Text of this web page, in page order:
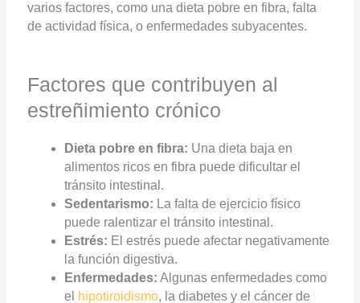
varios factores, como una dieta pobre en fibra, falta
de actividad física, o enfermedades subyacentes.
Factores que contribuyen al
estreñimiento crónico
Dieta pobre en fibra: Una dieta baja en
alimentos ricos en fibra puede dificultar el
tránsito intestinal.
Sedentarismo: La falta de ejercicio físico
puede ralentizar el tránsito intestinal.
Estrés: El estrés puede afectar negativamente
la función digestiva.
Enfermedades: Algunas enfermedades como
el hipotiroidismo, la diabetes y el cáncer de